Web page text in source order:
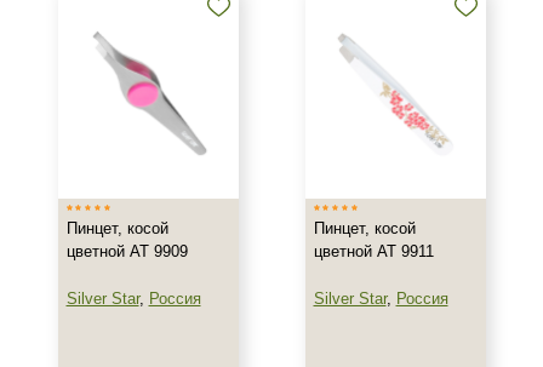
Пинцет, косой
цветной AT 9909
Silver Star, Россия
Пинцет, косой
цветной AT 9911
Silver Star, Россия